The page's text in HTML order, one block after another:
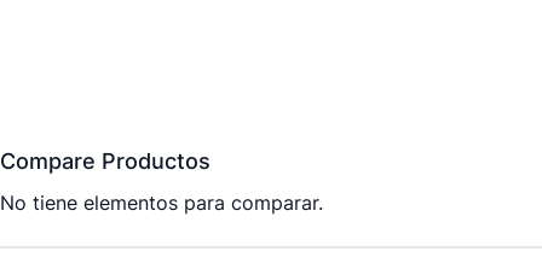
Compare Productos
No tiene elementos para comparar.